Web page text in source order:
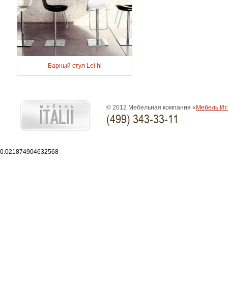
Барный стул Lei hi
© 2012 Мебельная компания « Мебель
(499) 343-33-11
0.021874904632568